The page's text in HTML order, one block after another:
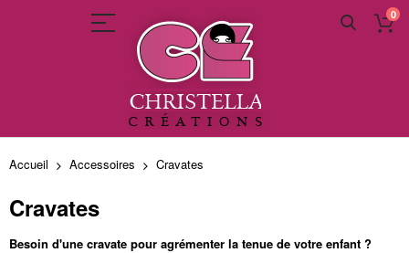
0
Allez
au
contenu
Accueil Accessoires Cravates
Cravates
Besoin d'une cravate pour agrémenter la tenue de votre enfant ?